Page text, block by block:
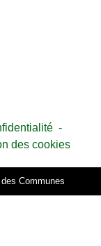
-
des cookies
Communes